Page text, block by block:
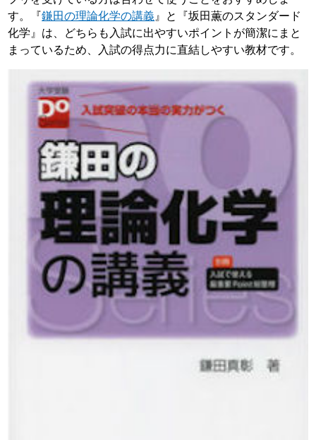
す。『鎌田の理論化学の講義』と『坂田薫のスタンダード
化学』は、どちらも入試に出やすいポイントが簡潔にまと
まっているため、入試の得点力に直結しやすい教材です。